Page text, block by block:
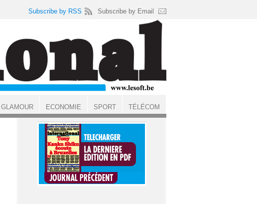
Subscribe by RSS Subscribe by Email
GLAMOUR ECONOMIE SPORT TÉLÉCOM